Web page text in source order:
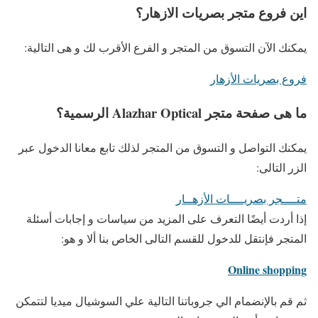
اين فروع متجر بصريات الازهار؟
يمكنك الآن التسوق من المتجر و الفرع الأقرب لك و هى التالية:
فروع بصريات الأزهار
ما هى صفحة متجر Alazhar Optical الرسمية؟
يمكنك التواصل و التسوق من المتجر لذلك تابع معانا الدخول عبر
الزر التالى:
متــــجر بصريــــات الأزهــار
إذا أردت أيضًا التعرف على المزيد من سياسات و إجابات أسئلة
المتجر فإنتقل للدخول للقسم التالى الخاص بنا ألا و هو:
Online shopping
ثم قم بالإنضمام الي جروباتنا التالية علي السوشيال ميديا لتتمكن